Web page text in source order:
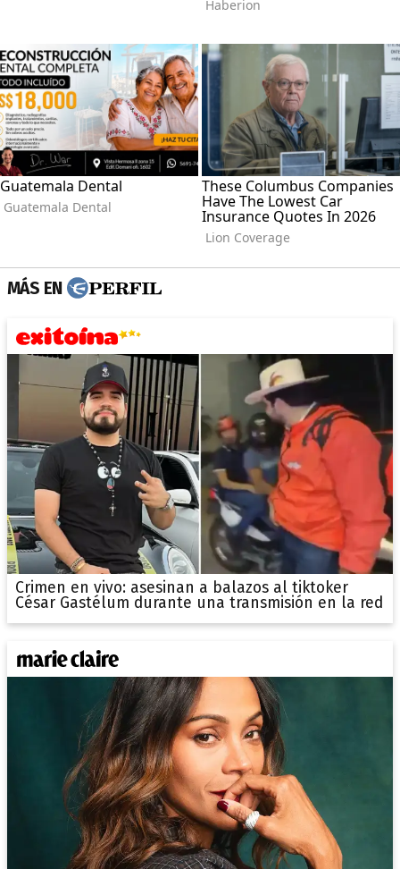
MÁS EN
Crimen en vivo: asesinan a balazos al tiktoker
César Gastélum durante una transmisión en la red